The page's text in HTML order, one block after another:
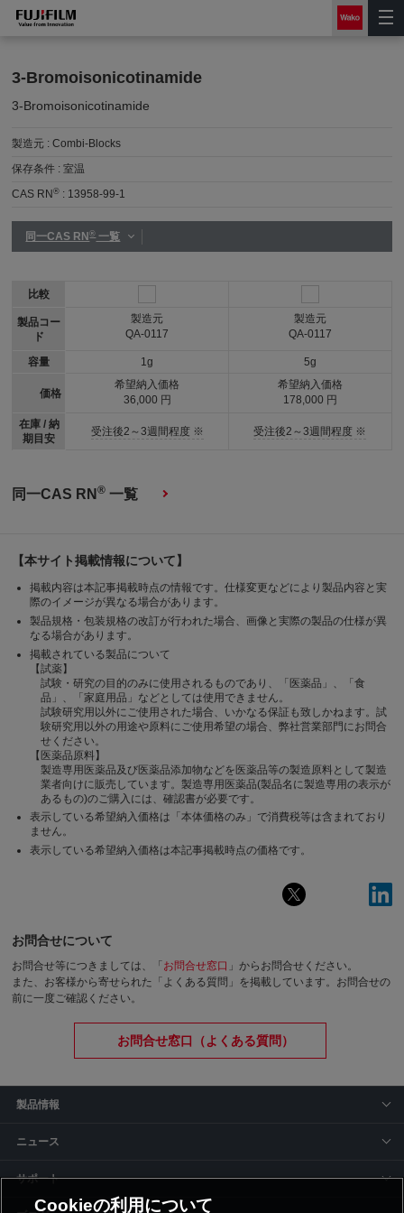
3-Bromoisonicotinamide
3-Bromoisonicotinamide
製造元 :Combi-Blocks
保存条件 :室温
CAS RN® : 13958-99-1
同一CAS RN®一覧
比較
製品コー
ド
容量
価格
在庫 / 納
期目安
製造元
QA-0117
1g
希望納入価格
36,000 円
受注後2～3週間程度 ※
製造元
QA-0117
5g
希望納入価格
178,000 円
受注後2～3週間程度 ※
同一CAS RN® 一覧
【本サイト掲載情報について】
掲載内容は本記事掲載時点の情報です。仕様変更などにより製品内容と実
際のイメージが異なる場合があります。
製品規格・包装規格の改訂が行われた場合、画像と実際の製品の仕様が異
なる場合があります。
掲載されている製品について
【試薬】
試験・研究の目的のみに使用されるものであり、「医薬品」、「食
品」、「家庭用品」などとしては使用できません。
試験研究用以外にご使用された場合、いかなる保証も致しかねます。試
験研究用以外の用途や原料にご使用希望の場合、弊社営業部門にお問合
せください。
【医薬品原料】
製造専用医薬品及び医薬品添加物などを医薬品等の製造原料として製造
業者向けに販売しています。製造専用医薬品(製品名に製造専用の表示が
あるもの)のご購入には、確認書が必要です。
表示している希望納入価格は「本体価格のみ」で消費税等は含まれており
ません。
表示している希望納入価格は本記事掲載時点の価格です。
お問合せについて
お問合せ等につきましては、「 お問合せ窓口 」からお問合せください。
また、お客様から寄せられた「よくある質問」を掲載しています。お問合せの
前に一度ご確認ください。
お問合せ窓口（よくある質問）
製品情報
ニュース
サポート
Cookieの利用について